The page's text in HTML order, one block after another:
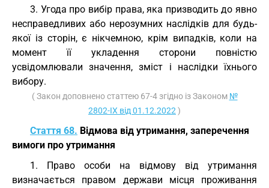
3. Угода про вибір права, яка призводить до явно
несправедливих або нерозумних наслідків для будь-
якої із сторін, є нікчемною, крім випадків, коли на
момент її укладення сторони повністю
усвідомлювали значення, зміст і наслідки їхнього
вибору.
( Закон доповнено статтею 67-4 згідно із Законом №
2802-IX від 01.12.2022 )
Стаття 68. Відмова від утримання, заперечення
вимоги про утримання
1. Право особи на відмову від утримання
визначається правом держави місця проживання